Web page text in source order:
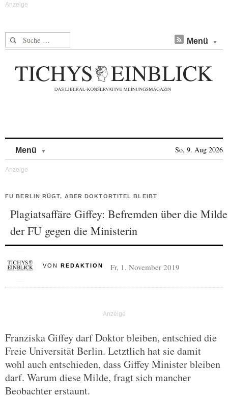
Suche nach: Menü
Menü So, 9. Aug 2026
FU BERLIN RÜGT, ABER DOKTORTITEL BLEIBT
Plagiatsaffäre Giffey: Befremden über die Milde
der FU gegen die Ministerin
VON REDAKTION Fr, 1. November 2019
Franziska Giffey darf Doktor bleiben, entschied die
Freie Universität Berlin. Letztlich hat sie damit
wohl auch entschieden, dass Giffey Minister bleiben
darf. Warum diese Milde, fragt sich mancher
Beobachter erstaunt.